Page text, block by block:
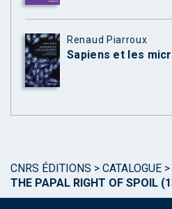
Renaud Piarroux
Sapiens et les
CNRS ÉDITIONS > CATALOGUE >
THE PAPAL RIGHT OF SPOIL